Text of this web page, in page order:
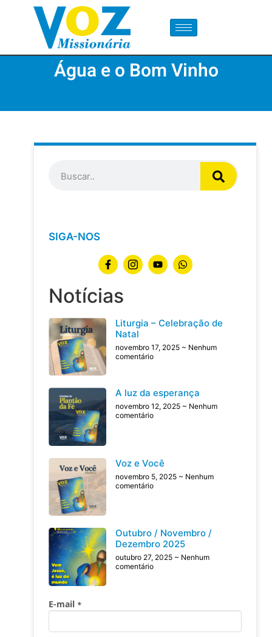
Água e o Bom Vinho
SIGA-NOS
Notícias
Liturgia – Celebração de
Natal
novembro 17, 2025
Nenhum
comentário
A luz da esperança
novembro 12, 2025
Nenhum
comentário
Voz e Você
novembro 5, 2025
Nenhum
comentário
Outubro / Novembro /
Dezembro 2025
outubro 27, 2025
Nenhum
comentário